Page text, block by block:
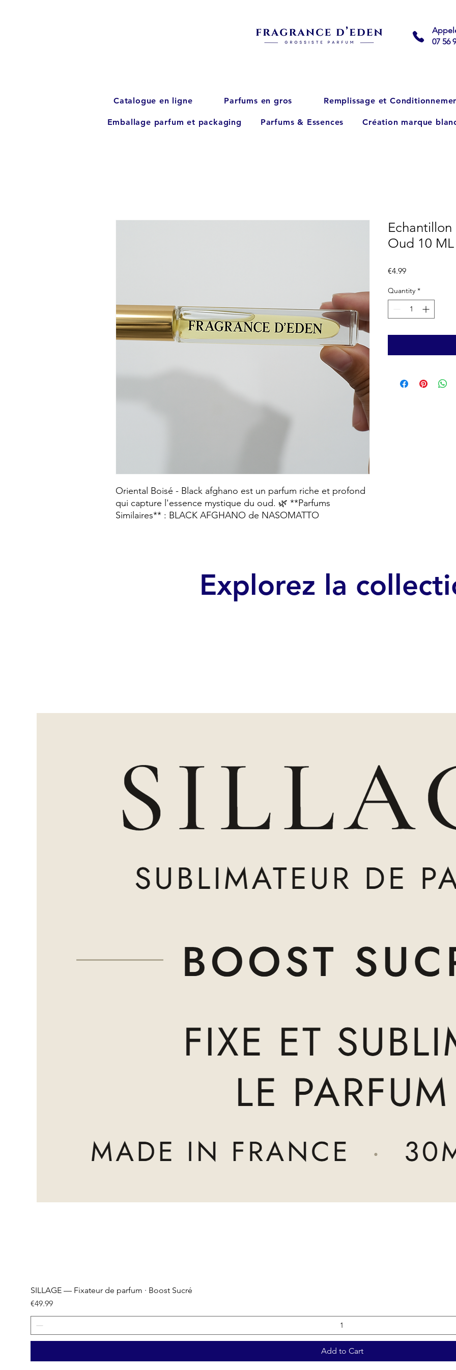
07 56
Catalogue en ligne Parfums en gros Remplissage et
Emballage parfum et packaging Parfums & Essences Création marque
Oriental Boisé - Black afghano est un parfum riche et profond
qui capture l'essence mystique du oud. 🌿 **Parfums
Similaires** : BLACK AFGHANO de NASOMATTO
Oud 10 ML
€4.99Price
Quantity *
Explorez la
SILLAGE — Fixateur de parfum · Boost Sucré
Price
€49.99
Add to Cart